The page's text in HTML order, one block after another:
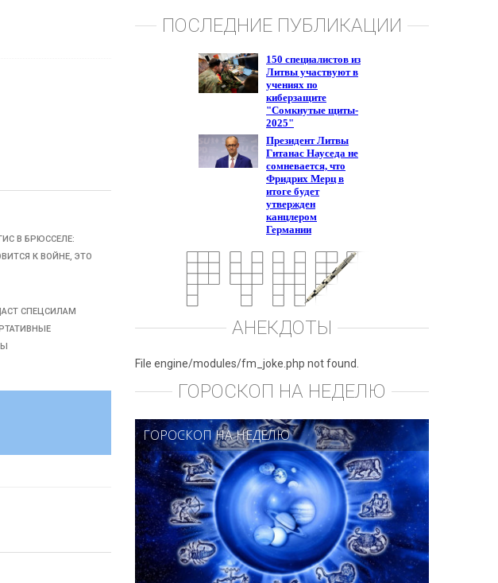
В БРЮССЕЛЕ:
К ВОЙНЕ, ЭТО
СПЕЦСИЛАМ
ПОСЛЕДНИЕ ПУБЛИКАЦИИ
АНЕКДОТЫ
File engine/modules/fm_joke.php not found.
ГОРОСКОП НА НЕДЕЛЮ
ГОРОСКОП НА НЕДЕЛЮ